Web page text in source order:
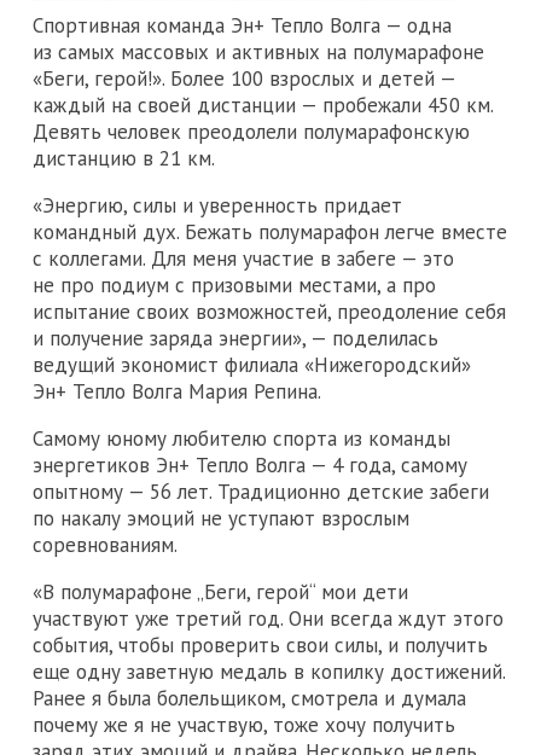
Спортивная команда Эн+ Тепло Волга — одна
из самых массовых и активных на полумарафоне
«Беги, герой!». Более 100 взрослых и детей —
каждый на своей дистанции — пробежали 450 км.
Девять человек преодолели полумарафонскую
дистанцию в 21 км.
«Энергию, силы и уверенность придает
командный дух. Бежать полумарафон легче вместе
с коллегами. Для меня участие в забеге — это
не про подиум с призовыми местами, а про
испытание своих возможностей, преодоление себя
и получение заряда энергии», — поделилась
ведущий экономист филиала «Нижегородский»
Эн+ Тепло Волга Мария Репина.
Самому юному любителю спорта из команды
энергетиков Эн+ Тепло Волга — 4 года, самому
опытному — 56 лет. Традиционно детские забеги
по накалу эмоций не уступают взрослым
соревнованиям.
«В полумарафоне „Беги, герой“ мои дети
участвуют уже третий год. Они всегда ждут этого
события, чтобы проверить свои силы, и получить
еще одну заветную медаль в копилку достижений.
Ранее я была болельщиком, смотрела и думала
почему же я не участвую, тоже хочу получить